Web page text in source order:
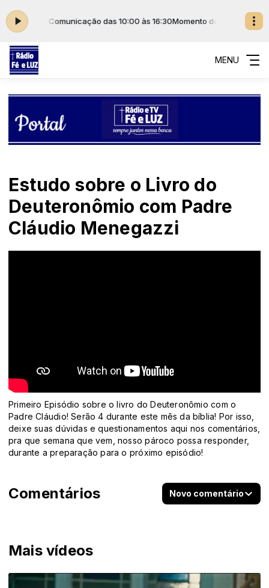
de Comunicação das 10:00 às 16:30Momento de Evangelização com
MENU
Estudo sobre o Livro do
Deuteronômio com Padre
Cláudio Menegazzi
Mais vídeos
Primeiro Episódio sobre o livro do Deuteronômio com o
Padre Cláudio! Serão 4 durante este mês da bíblia! Por isso,
deixe suas dúvidas e questionamentos aqui nos comentários,
pra que semana que vem, nosso pároco possa responder,
durante a preparação para o próximo episódio!
Comentários Novo comentário